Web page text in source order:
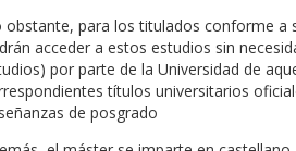
obstante, para los titulados conforme a
acceder a estos estudios sin
por parte de la Universidad de
títulos universitarios
de posgrado